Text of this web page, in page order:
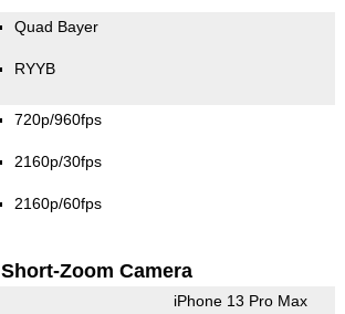
Quad Bayer
RYYB
720p/960fps
2160p/30fps
2160p/60fps
Short-Zoom Camera
iPhone 13 Pro Max